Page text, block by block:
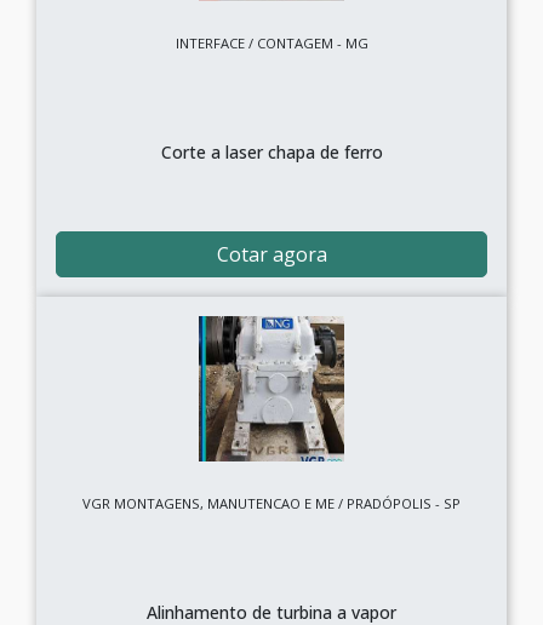
INTERFACE / CONTAGEM - MG
Corte a laser chapa de ferro
Cotar agora
VGR MONTAGENS, MANUTENCAO E ME / PRADÓPOLIS - SP
Alinhamento de turbina a vapor